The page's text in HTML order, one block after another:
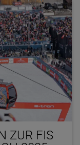
ZUR FIS